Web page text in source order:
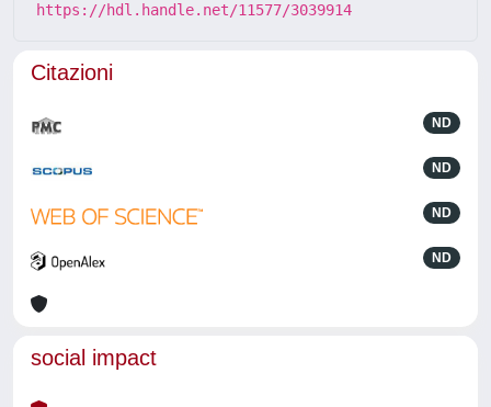
https://hdl.handle.net/11577/3039914
Citazioni
ND
ND
ND
ND
social impact